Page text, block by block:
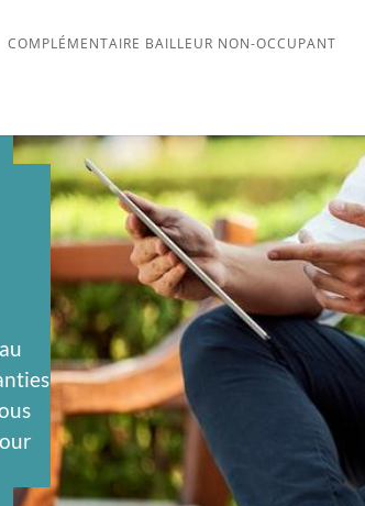
COMPLÉMENTAIRE BAILLEUR NON-OCCUPANT